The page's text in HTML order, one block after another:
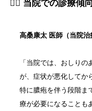
👨‍⚕️ 当院での診療傾
高桑康太 医師（当院治
「当院では、おしり
が、症状が悪化してか
特に膿疱を伴う段階ま
療が必要になることも